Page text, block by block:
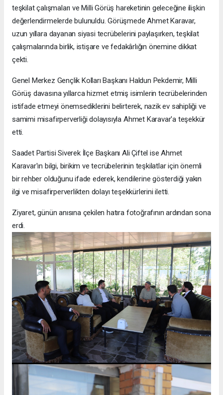
teşkilat çalışmaları ve Milli Görüş hareketinin geleceğine ilişkin
değerlendirmelerde bulunuldu. Görüşmede Ahmet Karavar,
uzun yıllara dayanan siyasi tecrübelerini paylaşırken, teşkilat
çalışmalarında birlik, istişare ve fedakârlığın önemine dikkat
çekti.
Genel Merkez Gençlik Kolları Başkanı Haldun Pekdemir, Milli
Görüş davasına yıllarca hizmet etmiş isimlerin tecrübelerinden
istifade etmeyi önemsediklerini belirterek, nazik ev sahipliği ve
samimi misafirperverliği dolayısıyla Ahmet Karavar'a teşekkür
etti.
Saadet Partisi Siverek İlçe Başkanı Ali Çiftel ise Ahmet
Karavar'ın bilgi, birikim ve tecrübelerinin teşkilatlar için önemli
bir rehber olduğunu ifade ederek, kendilerine gösterdiği yakın
ilgi ve misafirperverlikten dolayı teşekkürlerini iletti.
Ziyaret, günün anısına çekilen hatıra fotoğrafının ardından sona
erdi.